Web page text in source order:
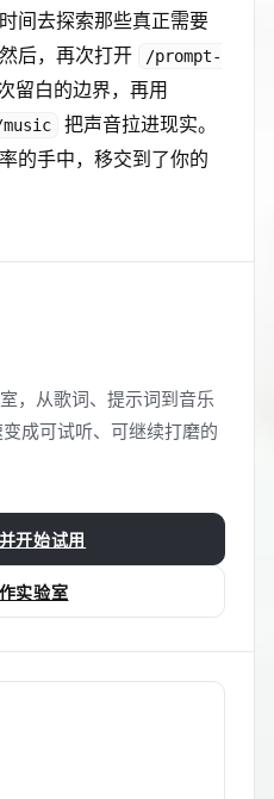
间去探索那些真正需要
后，再次打开
/prompt-
留白的边界，再用
把声音拉进现实。
的手中，移交到了你的
，从歌词、提示词到音乐
成可试听、可继续打磨的
开始试用
实验室